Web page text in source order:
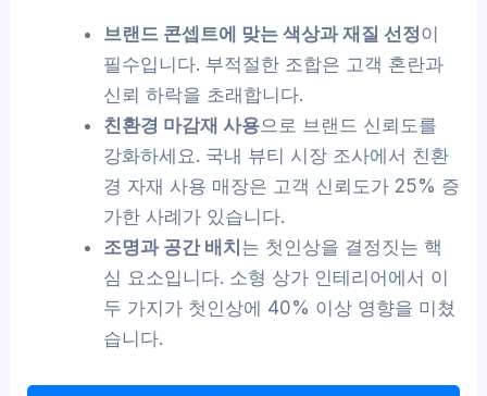
브랜드 콘셉트에 맞는 색상과 재질 선정이
필수입니다. 부적절한 조합은 고객 혼란과
신뢰 하락을 초래합니다.
친환경 마감재 사용으로 브랜드 신뢰도를
강화하세요. 국내 뷰티 시장 조사에서 친환
경 자재 사용 매장은 고객 신뢰도가 25% 증
가한 사례가 있습니다.
조명과 공간 배치 는 첫인상을 결정짓는 핵
심 요소입니다. 소형 상가 인테리어에서 이
두 가지가 첫인상에 40% 이상 영향을 미쳤
습니다.